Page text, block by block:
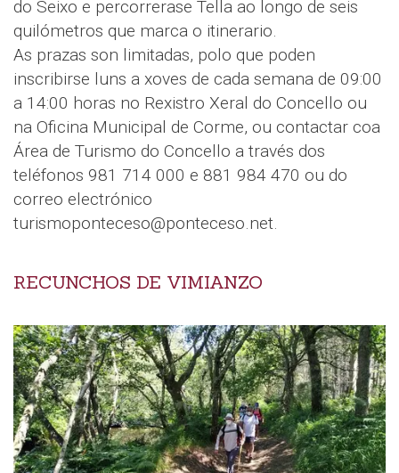
do Seixo e percorrerase Tella ao longo de seis
quilómetros que marca o itinerario.
As prazas son limitadas, polo que poden
inscribirse luns a xoves de cada semana de 09:00
a 14:00 horas no Rexistro Xeral do Concello ou
na Oficina Municipal de Corme, ou contactar coa
Área de Turismo do Concello a través dos
teléfonos 981 714 000 e 881 984 470 ou do
correo electrónico
turismoponteceso@ponteceso.net.
RECUNCHOS DE VIMIANZO